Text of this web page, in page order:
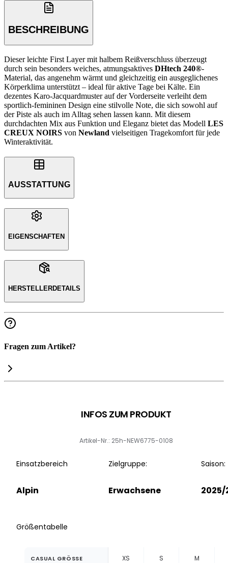
BESCHREIBUNG
Dieser leichte First Layer mit halbem Reißverschluss überzeugt
durch sein besonders weiches, atmungsaktives DHtech 240®-
Material, das angenehm wärmt und gleichzeitig ein ausgeglichenes
Körperklima unterstützt – ideal für aktive Tage bei Kälte. Ein
dezentes Karo-Jacquardmuster auf der Vorderseite verleiht dem
sportlich-femininen Design eine stilvolle Note, die sich sowohl auf
der Piste als auch im Alltag sehen lassen kann. Mit diesem
durchdachten Mix aus Funktion und Eleganz bietet das Modell LES
CREUX NOIRS von Newland vielseitigen Tragekomfort für jede
Winteraktivität.
AUSSTATTUNG
EIGENSCHAFTEN
HERSTELLERDETAILS
Fragen zum Artikel?
INFOS ZUM PRODUKT
Artikel-Nr.: 25h-NEW6775-0108
Einsatzbereich
Alpin
Zielgruppe:
Erwachsene
Saison:
2025/
Größentabelle
CASUAL GRÖSSE XS S M